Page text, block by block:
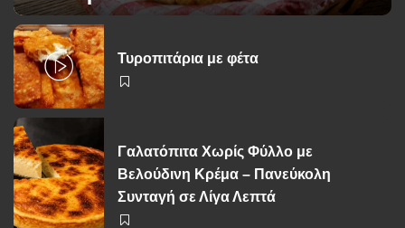
Posted
by
George Zolis 12 Ιουλίου 2026
Τυροπιτάρια με φέτα
Γαλατόπιτα Χωρίς Φύλλο με
Βελούδινη Κρέμα – Πανεύκολη
Συνταγή σε Λίγα Λεπτά